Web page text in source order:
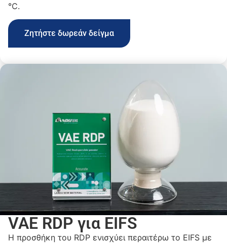
℃.
Ζητήστε δωρεάν δείγμα
VAE RDP για EIFS
Η προσθήκη του RDP ενισχύει περαιτέρω το EIFS με